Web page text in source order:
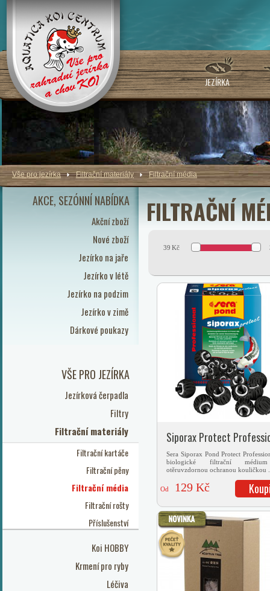
JEZÍRKA
AKCE, SEZÓNNÍ NABÍDKA
Akční zboží
Nové zboží
Jezírko na jaře
Jezírko v létě
Jezírko na podzim
Jezírko v zimě
Dárkové poukazy
VŠE PRO JEZÍRKA
Jezírková čerpadla
Filtry
Filtrační materiály
Filtrační kartáče
Filtrační pěny
Filtrační média
Filtrační rošty
Příslušenství
Koi HOBBY
Krmení pro ryby
Léčiva
FILTRAČNÍ
Vše pro jezírka Filtrační materiály Filtrační média
39 Kč
Siporax Protect
Sera Siporax Pond Protect
biologické filtrační
otěruvzdornou ochranou kouličkou
Od 129 Kč